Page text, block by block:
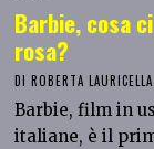
Barbie, cosa
rosa?
DIROBERTA LAURICELLA
Barbie, film in
italiane, è il